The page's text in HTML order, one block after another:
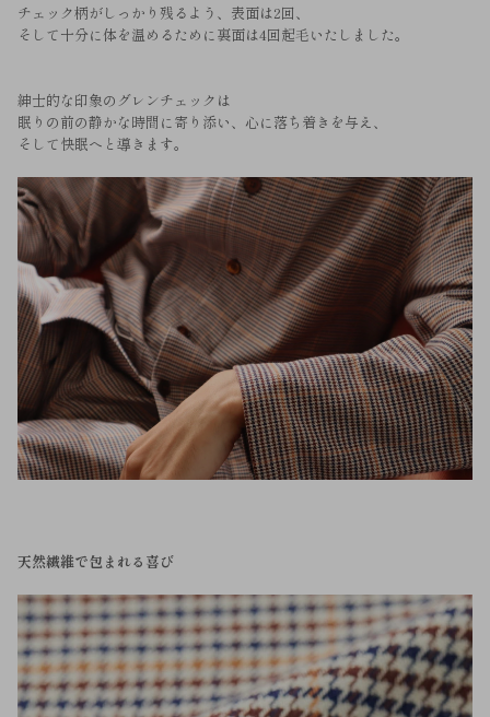
チェック柄がしっかり残るよう、表面は2回、
そして十分に体を温めるために裏面は4回起毛いたしました。
紳士的な印象のグレンチェックは
眠りの前の静かな時間に寄り添い、心に落ち着きを与え、
そして快眠へと導きます。
天然繊維で包まれる喜び